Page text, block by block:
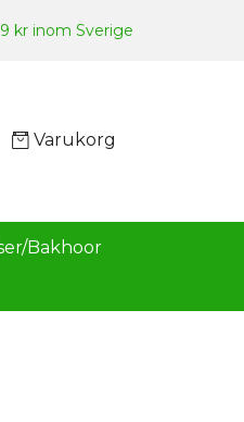
kr inom Sverige
Varukorg
Bakhoor